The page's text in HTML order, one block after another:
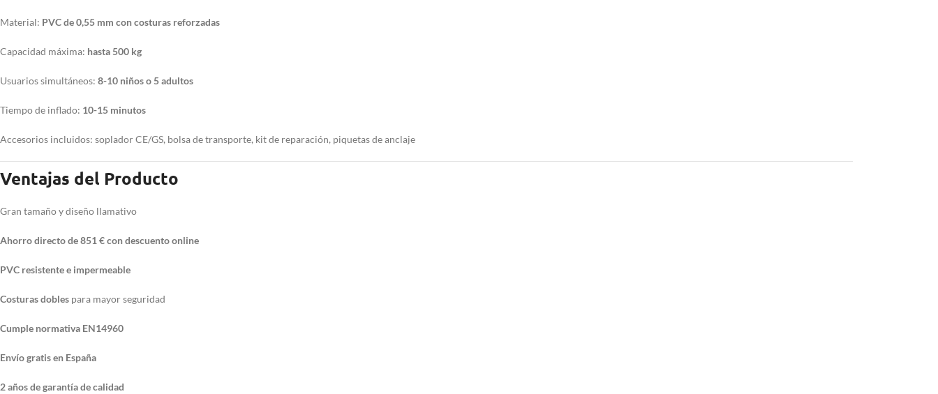
Material: PVC de 0,55 mm con costuras reforzadas
Capacidad máxima: hasta 500 kg
Usuarios simultáneos: 8-10 niños o 5 adultos
Tiempo de inflado: 10-15 minutos
Accesorios incluidos: soplador CE/GS, bolsa de transporte, kit de reparación, piquetas de anclaje
Ventajas del Producto
Gran tamaño y diseño llamativo
Ahorro directo de 851 € con descuento online
PVC resistente e impermeable
Costuras dobles para mayor seguridad
Cumple normativa EN14960
Envío gratis en España
2 años de garantía de calidad